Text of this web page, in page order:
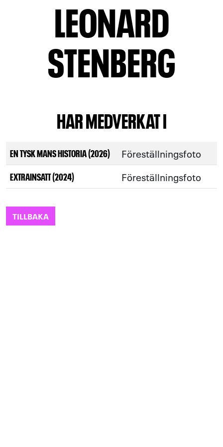
LEONARD
STENBERG
HAR MEDVERKAT I
EN TYSK MANS HISTORIA (2026) Föreställningsfoto
EXTRAINSATT (2024) Föreställningsfoto
TILLBAKA